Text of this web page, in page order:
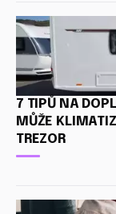
7 TIPŮ NA
MŮŽE
TREZOR